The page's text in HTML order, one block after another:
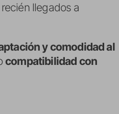
recién llegados a
y comodidad al
compatibilidad con